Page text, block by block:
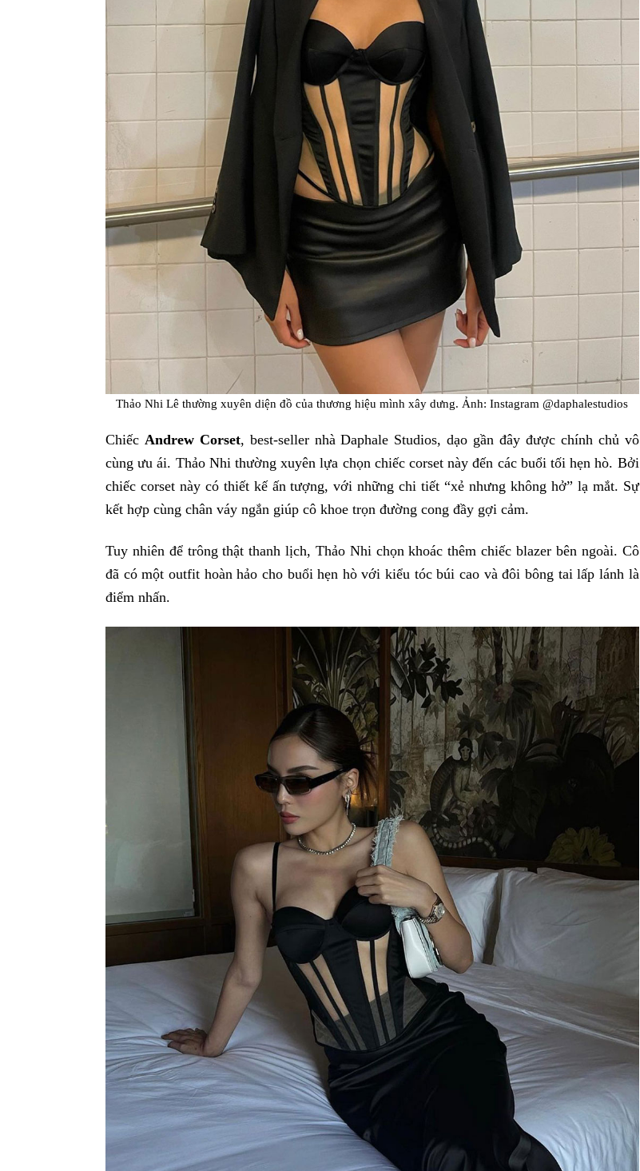
Thảo Nhi Lê thường xuyên diện đồ của thương hiệu mình xây dưng. Ảnh: Instagram @daphalestudios
Chiếc Andrew Corset, best-seller nhà Daphale Studios, dạo gần đây được chính chủ vô
cùng ưu ái. Thảo Nhi thường xuyên lựa chọn chiếc corset này đến các buổi tối hẹn hò. Bởi
chiếc corset này có thiết kế ấn tượng, với những chi tiết “xẻ nhưng không hở” lạ mắt. Sự
kết hợp cùng chân váy ngắn giúp cô khoe trọn đường cong đầy gợi cảm.
Tuy nhiên để trông thật thanh lịch, Thảo Nhi chọn khoác thêm chiếc blazer bên ngoài. Cô
đã có một outfit hoàn hảo cho buổi hẹn hò với kiểu tóc búi cao và đôi bông tai lấp lánh là
điểm nhấn.